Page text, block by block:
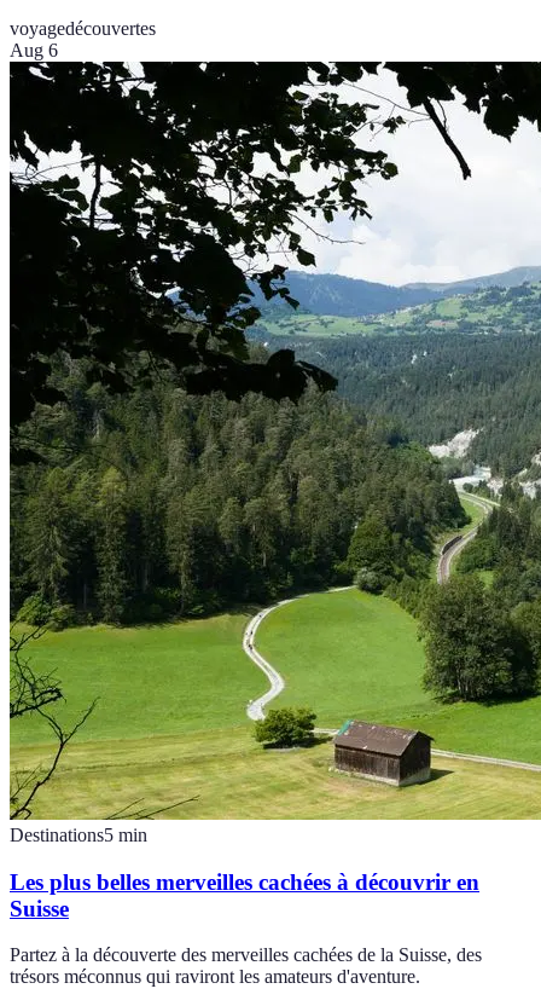
voyagedécouvertes
Aug 6
Destinations5 min
Les plus belles merveilles cachées à découvrir en
Suisse
Partez à la découverte des merveilles cachées de la Suisse, des
trésors méconnus qui raviront les amateurs d'aventure.